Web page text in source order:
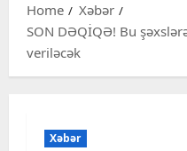
Home
Xəbər
SON DƏQİQƏ! Bu
veriləcək
Xəbər